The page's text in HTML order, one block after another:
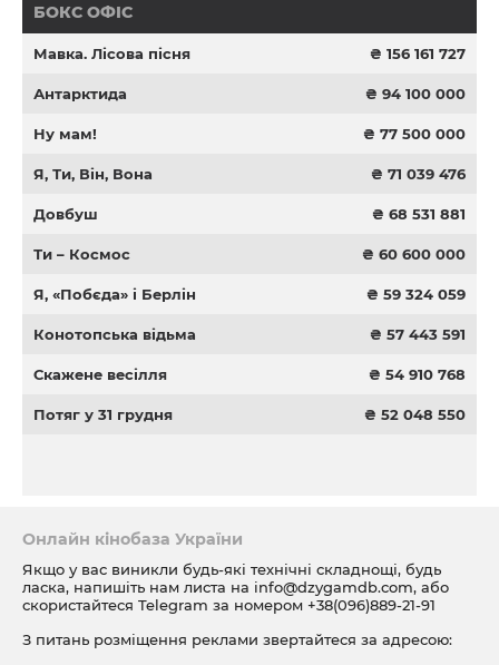
БОКС ОФІС
Мавка. Лісова пісня ₴ 156 161 727
Антарктида ₴ 94 100 000
Ну мам! ₴ 77 500 000
Я, Ти, Він, Вона ₴ 71 039 476
Довбуш ₴ 68 531 881
Ти – Космос ₴ 60 600 000
Я, «Побєда» і Берлін ₴ 59 324 059
Конотопська відьма ₴ 57 443 591
Скажене весілля ₴ 54 910 768
Потяг у 31 грудня ₴ 52 048 550
Онлайн кінобаза України
Якщо у вас виникли будь-які технічні складнощі, будь
ласка, напишіть нам листа на info@dzygamdb.com, або
скористайтеся Telegram за номером +38(096)889-21-91
З питань розміщення реклами звертайтеся за адресою: